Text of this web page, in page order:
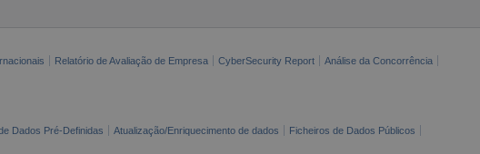
Relatório de Avaliação de Empresa CyberSecurity Report
Análise da Concorrência
Dados Pré-Definidas Atualização/Enriquecimento de dados
Ficheiros de Dados Públicos